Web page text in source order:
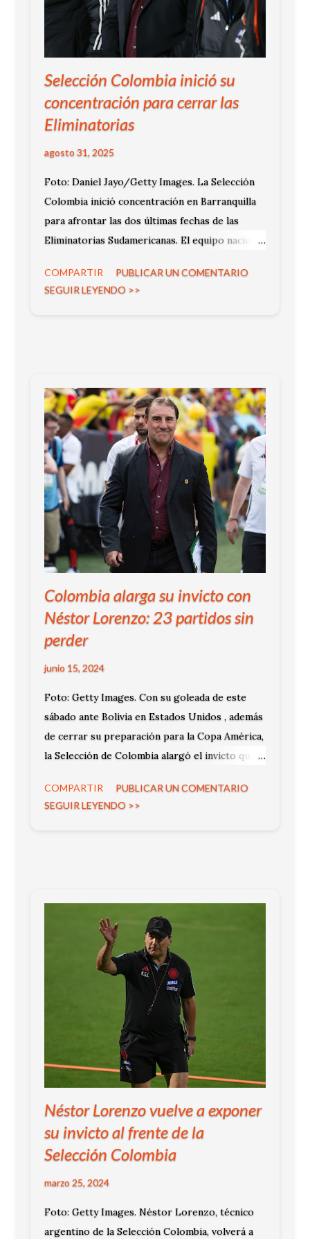
Selección Colombia inició su
concentración para cerrar las
Eliminatorias
agosto 31, 2025
Foto: Daniel Jayo/Getty Images. La Selección
Colombia inició concentración en Barranquilla
para afrontar las dos últimas fechas de las
Eliminatorias Sudamericanas. El equipo nacional
su participación frente a Venezuela, el 9 del
mismo mes en condición de visitante.
COMPARTIR
PUBLICAR UN COMENTARIO
SEGUIR LEYENDO >>
Colombia alarga su invicto con
Néstor Lorenzo: 23 partidos sin
perder
junio 15, 2024
Foto: Getty Images. Con su goleada de este
sábado ante Bolivia en Estados Unidos , además
de cerrar su preparación para la Copa América,
la Selección de Colombia alargó el invicto que
equipo el argentino Néstor Lorenzo.
COMPARTIR
PUBLICAR UN COMENTARIO
SEGUIR LEYENDO >>
Néstor Lorenzo vuelve a exponer
su invicto al frente de la
Selección Colombia
marzo 25, 2024
Foto: Getty Images. Néstor Lorenzo, técnico
argentino de la Selección Colombia, volverá a